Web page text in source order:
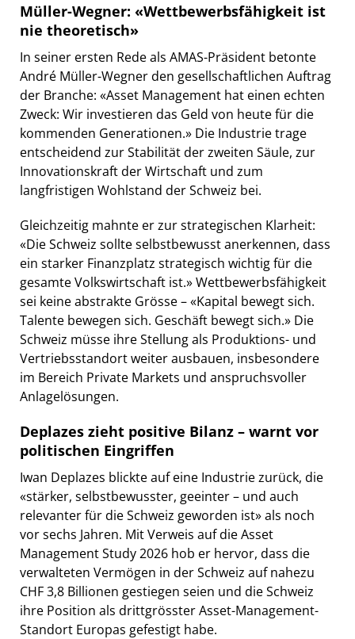
Müller-Wegner: «Wettbewerbsfähigkeit ist
nie theoretisch»
In seiner ersten Rede als AMAS-Präsident betonte
André Müller-Wegner den gesellschaftlichen Auftrag
der Branche: «Asset Management hat einen echten
Zweck: Wir investieren das Geld von heute für die
kommenden Generationen.» Die Industrie trage
entscheidend zur Stabilität der zweiten Säule, zur
Innovationskraft der Wirtschaft und zum
langfristigen Wohlstand der Schweiz bei.
Gleichzeitig mahnte er zur strategischen Klarheit:
«Die Schweiz sollte selbstbewusst anerkennen, dass
ein starker Finanzplatz strategisch wichtig für die
gesamte Volkswirtschaft ist.» Wettbewerbsfähigkeit
sei keine abstrakte Grösse – «Kapital bewegt sich.
Talente bewegen sich. Geschäft bewegt sich.» Die
Schweiz müsse ihre Stellung als Produktions- und
Vertriebsstandort weiter ausbauen, insbesondere
im Bereich Private Markets und anspruchsvoller
Anlagelösungen.
Deplazes zieht positive Bilanz – warnt vor
politischen Eingriffen
Iwan Deplazes blickte auf eine Industrie zurück, die
«stärker, selbstbewusster, geeinter – und auch
relevanter für die Schweiz geworden ist» als noch
vor sechs Jahren. Mit Verweis auf die Asset
Management Study 2026 hob er hervor, dass die
verwalteten Vermögen in der Schweiz auf nahezu
CHF 3,8 Billionen gestiegen seien und die Schweiz
ihre Position als drittgrösster Asset-Management-
Standort Europas gefestigt habe.